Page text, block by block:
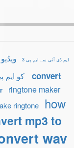
ایم ڈی آئی سے ایم پی 3
ویڈیو
کو ایم
convert
ringtone maker
ringtone
how
mp3 to
wav